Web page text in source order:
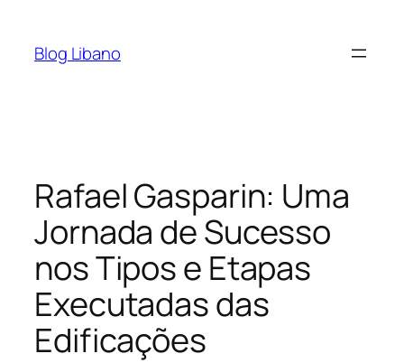
Blog Libano
Rafael Gasparin: Uma
Jornada de Sucesso
nos Tipos e Etapas
Executadas das
Edificações